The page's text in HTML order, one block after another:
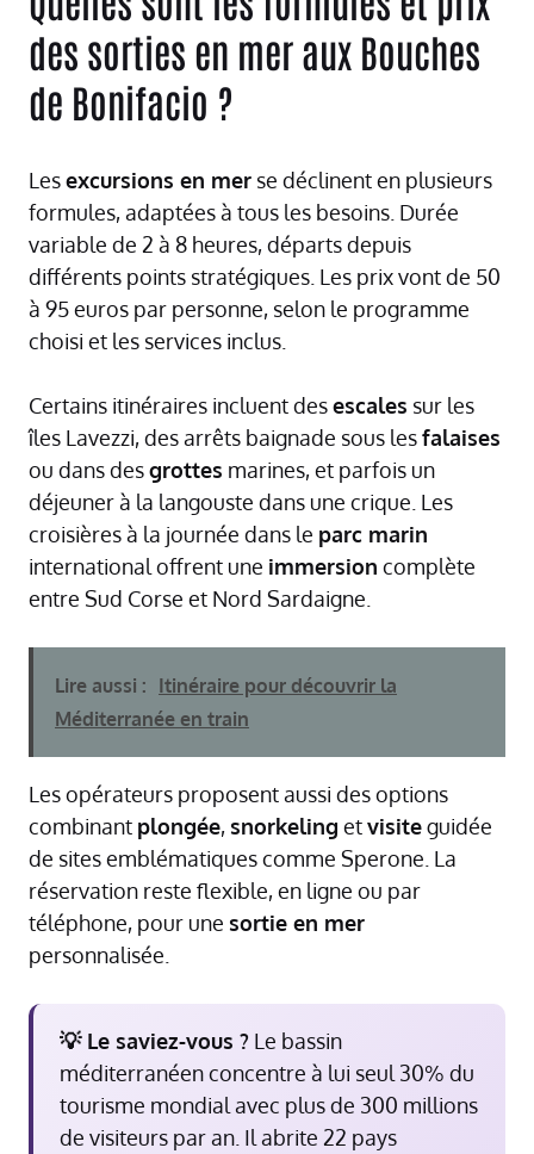
des sorties en mer aux Bouches
de Bonifacio ?
Lesexcursions en mer se déclinent en plusieurs
formules, adaptées à tous les besoins. Durée
variable de 2 à 8 heures, départs depuis
différents points stratégiques. Les prix vont de 50
à 95 euros par personne, selon le programme
choisi et les services inclus.
Certains itinéraires incluent desescales sur les
îles Lavezzi, des arrêts baignade sous lesfalaises
ou dans desgrottes marines, et parfois un
déjeuner à la langouste dans une crique. Les
croisières à la journée dans le parc marin
international offrent une immersion complète
entre Sud Corse et Nord Sardaigne.
Lire aussi : Itinéraire pour découvrir la
Méditerranée en train
Les opérateurs proposent aussi des options
combinant plongée, snorkeling etvisiteguidée
de sites emblématiques comme Sperone. La
réservation reste flexible, en ligne ou par
téléphone, pour une sortie en mer
personnalisée.
💡 Le saviez-vous ? Le bassin
méditerranéen concentre à lui seul 30% du
tourisme mondial avec plus de 300 millions
de visiteurs par an. Il abrite 22 pays